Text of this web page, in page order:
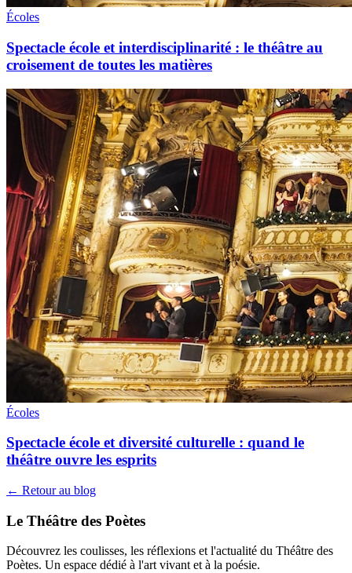
Écoles
Spectacle école et interdisciplinarité : le théâtre au
croisement de toutes les matières
Écoles
Spectacle école et diversité culturelle : quand le
théâtre ouvre les esprits
← Retour au blog
Le Théâtre des Poètes
Découvrez les coulisses, les réflexions et l'actualité du Théâtre des
Poètes. Un espace dédié à l'art vivant et à la poésie.